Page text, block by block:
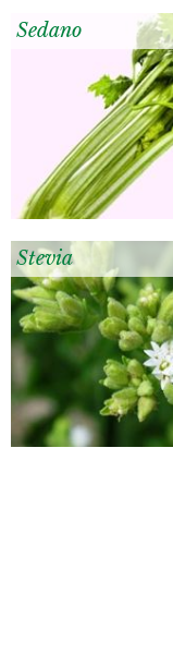
Sedano
Stevia